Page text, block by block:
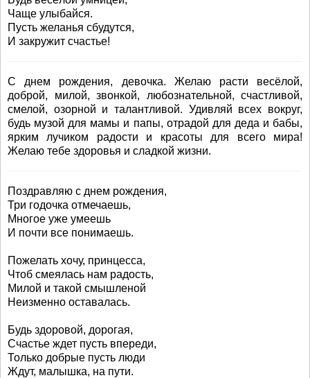
Чаще улыбайся.
Пусть желанья сбудутся,
И закружит счастье!
С днем рождения, девочка. Желаю расти весёлой,
доброй, милой, звонкой, любознательной, счастливой,
смелой, озорной и талантливой. Удивляй всех вокруг,
будь музой для мамы и папы, отрадой для деда и бабы,
ярким лучиком радости и красоты для всего мира!
Желаю тебе здоровья и сладкой жизни.
Поздравляю с днем рождения,
Три годочка отмечаешь,
Многое уже умеешь
И почти все понимаешь.
Пожелать хочу, принцесса,
Чтоб смеялась нам радость,
Милой и такой смышленой
Неизменно оставалась.
Будь здоровой, дорогая,
Счастье ждет пусть впереди,
Только добрые пусть люди
Ждут, малышка, на пути.